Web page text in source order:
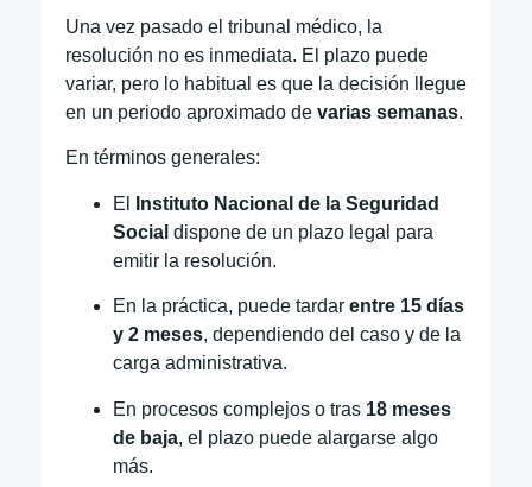
Una vez pasado el tribunal médico, la
resolución no es inmediata. El plazo puede
variar, pero lo habitual es que la decisión llegue
en un periodo aproximado de varias semanas.
En términos generales:
El
Instituto Nacional de la Seguridad
Social dispone de un plazo legal para
emitir la resolución.
En la práctica, puede tardar entre 15 días
y 2 meses, dependiendo del caso y de la
carga administrativa.
En procesos complejos o tras 18 meses
de baja, el plazo puede alargarse algo
más.